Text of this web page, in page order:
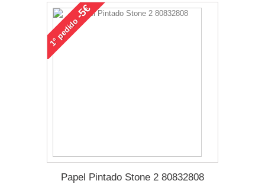
1°
pedido
-5€
Papel Pintado Stone 2 80832808